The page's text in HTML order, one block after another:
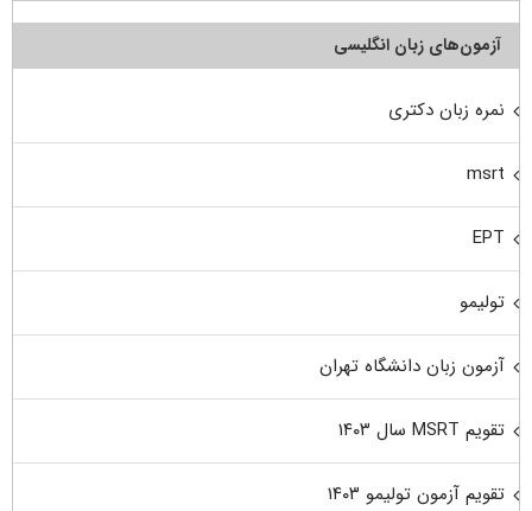
آزمون‌های زبان انگلیسی
نمره زبان دکتری
msrt
EPT
تولیمو
آزمون زبان دانشگاه تهران
تقویم MSRT سال ۱۴۰۳
تقویم آزمون تولیمو ۱۴۰۳